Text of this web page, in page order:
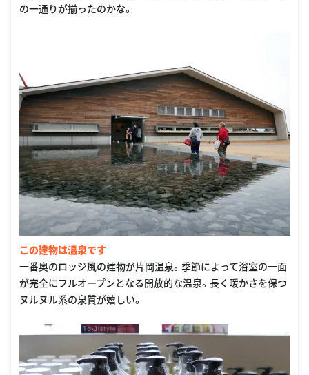
の一通りが揃ったのかな。
この建物は温泉です
一番奥のロッジ風の建物が片岡温泉。季節によって浴室の一面
が完全にフルオープンとなる開放的な温泉。長く暖かさを保つ
ヌルヌル系の泉質が嬉しい。